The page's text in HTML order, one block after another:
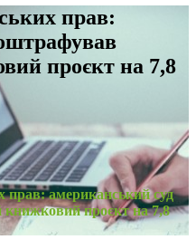
прав:
проєкт на 7,8
прав: американський суд
проєкт на 7,8